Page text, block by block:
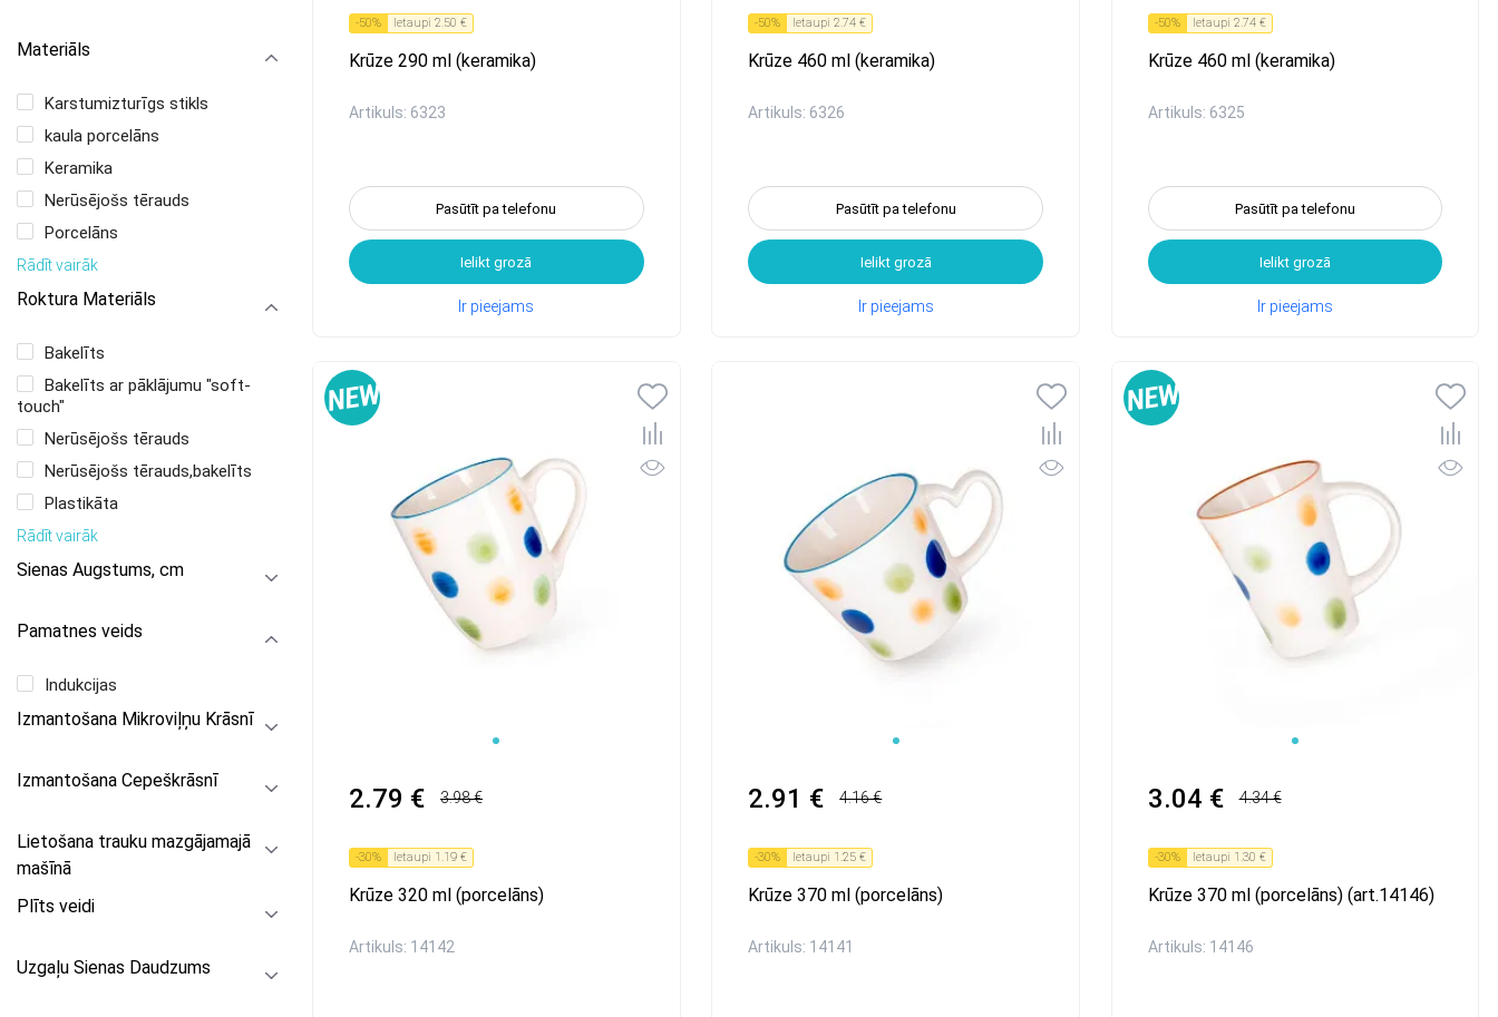
Materiāls
Karstumizturīgs stikls
kaula porcelāns
Keramika
Nerūsējošs tērauds
Porcelāns
Rādīt vairāk
Roktura Materiāls
Bakelīts
Bakelīts ar pāklājumu "soft-
touch"
Nerūsējošs tērauds
Nerūsējošs tērauds,bakelīts
Plastikāta
Rādīt vairāk
Sienas Augstums, cm
Pamatnes veids
Indukcijas
Izmantošana Mikroviļņu Krāsnī
Izmantošana Cepeškrāsnī
Lietošana trauku mazgājamajā
mašīnā
Plīts veidi
Uzgaļu Sienas Daudzums
-50% Ietaupi 2.50 €
Krūze 290 ml (keramika)
Artikuls: 6323
Pasūtīt pa telefonu
Ielikt grozā
Ir pieejams
-50% Ietaupi2.74 €
Krūze 460 ml (keramika)
Artikuls: 6326
Pasūtīt pa telefonu
Ielikt grozā
Ir pieejams
-50% Ietaupi 2.74 €
Krūze 460 ml (keramika)
Artikuls: 6325
Pasūtīt pa telefonu
Ielikt grozā
Ir pieejams
2.79 € 3.98 €
-30% Ietaupi 1.19 €
Krūze 320 ml (porcelāns)
Artikuls: 14142
2.91 € 4.16 €
-30% Ietaupi 1.25 €
Krūze 370 ml (porcelāns)
Artikuls: 14141
3.04 € 4.34 €
-30% Ietaupi 1.30 €
Krūze 370 ml (porcelāns) (art.14146)
Artikuls: 14146